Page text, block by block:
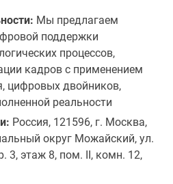
Мы предлагаем
поддержки
процессов,
кадров с применением
цифровых двойников,
реальности
Россия, 121596, г. Москва,
округ Можайский, ул.
3, этаж 8, пом. II, комн. 12,